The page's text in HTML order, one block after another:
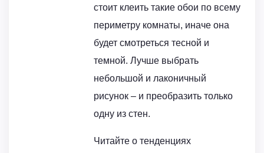
стоит клеить такие обои по всему
периметру комнаты, иначе она
будет смотреться тесной и
темной. Лучше выбрать
небольшой и лаконичный
рисунок – и преобразить только
одну из стен.
Читайте о тенденциях